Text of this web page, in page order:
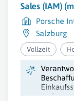
Sales (IAM)
Porsche
Salzburg
Vollzeit